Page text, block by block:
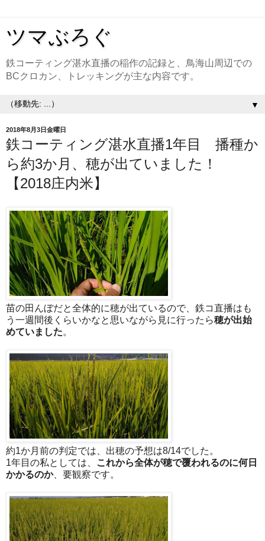
ツマぶろぐ
鉄コーティング湛水直播の稲作の記録と、鳥海山周辺での
BCクロカン、トレッキングが主な内容です。
▼
2018年8月3日金曜日
鉄コーティング湛水直播1年目 播種か
ら約3か月、穂が出ていました！
【2018庄内米】
苗の田んぼだと全体的に穂が出ているので、鉄コ直播はも
う一週間後くらいかなと思いながら見に行ったら穂が出始
めていました。
約1か月前の判定では、出穂の予想は8/14でした。
1年目の私としては、
これから全体が穂で覆われるのに何日
かかるのか、要観察です。